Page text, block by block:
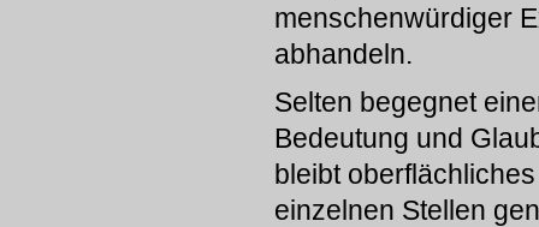
menschenwürdiger
abhandeln.
Selten begegnet
Bedeutung und
bleibt
einzelnen Stellen